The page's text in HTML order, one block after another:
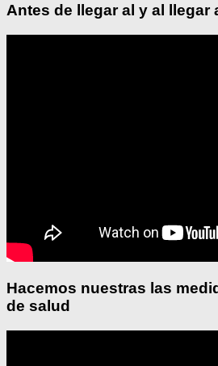
Antes de llegar al y al llegar
Hacemos nuestras las
de salud